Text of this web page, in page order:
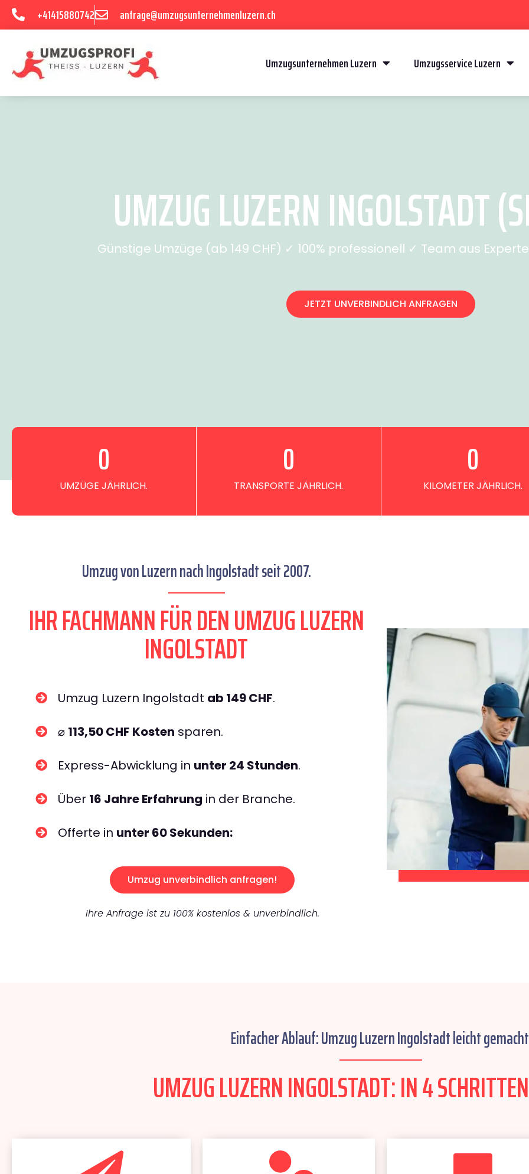
+41415880742 anfrage@umzugsunternehmenluzern.ch
Umzugsunternehmen Luzern Umzugsservice Luzern
UMZUG LUZERN INGOLSTADT
Günstige Umzüge (ab 149 CHF) ✓ 100% professionell ✓ Team aus
JETZT UNVERBINDLICH ANFRAGEN
UMZÜGE JÄHRLICH.
0
TRANSPORTE JÄHRLICH.
0
KILOMETER JÄHRLICH.
0
Umzug von Luzern nach Ingolstadt seit 2007.
IHR FACHMANN FÜR DEN UMZUG LUZERN
INGOLSTADT
Umzug Luzern Ingolstadt ab 149 CHF.
⌀ 113,50 CHF Kosten sparen.
Express-Abwicklung in unter 24 Stunden.
Über 16 Jahre Erfahrung in der Branche.
Offerte in unter 60 Sekunden:
Umzug unverbindlich anfragen!
Ihre Anfrage ist zu 100% kostenlos & unverbindlich.
Einfacher Ablauf: Umzug Luzern Ingolstadt leicht
UMZUG LUZERN INGOLSTADT: IN 4